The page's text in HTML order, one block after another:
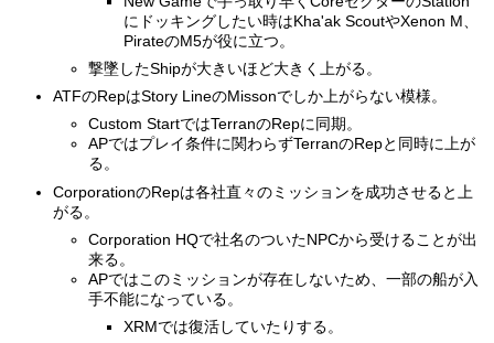
にドッキングしたい時はKha'ak ScoutやXenon M、
PirateのM5が役に立つ。
撃墜したShipが大きいほど大きく上がる。
ATFのRepはStory LineのMissonでしか上がらない模様。
Custom StartではTerranのRepに同期。
APではプレイ条件に関わらずTerranのRepと同時に上が
る。
CorporationのRepは各社直々のミッションを成功させると上
がる。
Corporation HQで社名のついたNPCから受けることが出
来る。
APではこのミッションが存在しないため、一部の船が入
手不能になっている。
XRMでは復活していたりする。